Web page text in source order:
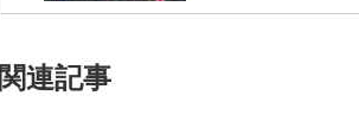
関連記事